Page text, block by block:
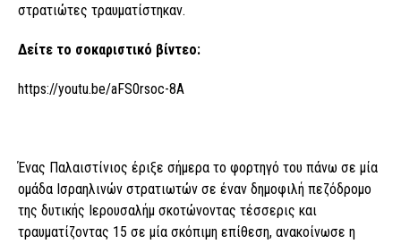
στρατιώτες τραυματίστηκαν.
Δείτε το σοκαριστικό βίντεο:
https://youtu.be/aFS0rsoc-8A
Ένας Παλαιστίνιος έριξε σήμερα το φορτηγό του πάνω σε μία
ομάδα Ισραηλινών στρατιωτών σε έναν δημοφιλή πεζόδρομο
της δυτικής Ιερουσαλήμ σκοτώνοντας τέσσερις και
τραυματίζοντας 15 σε μία σκόπιμη επίθεση, ανακοίνωσε η